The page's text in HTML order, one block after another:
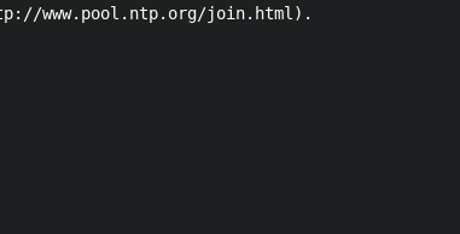
www.pool.ntp.org/join.html).